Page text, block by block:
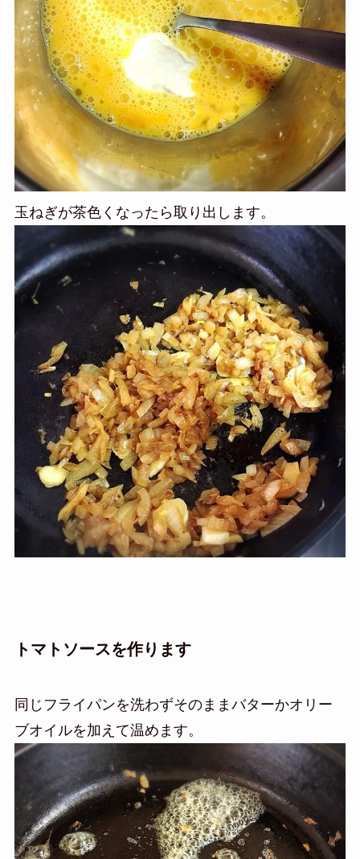
玉ねぎが茶色くなったら取り出します。
トマトソースを作ります
同じフライパンを洗わずそのままバターかオリー
ブオイルを加えて温めます。